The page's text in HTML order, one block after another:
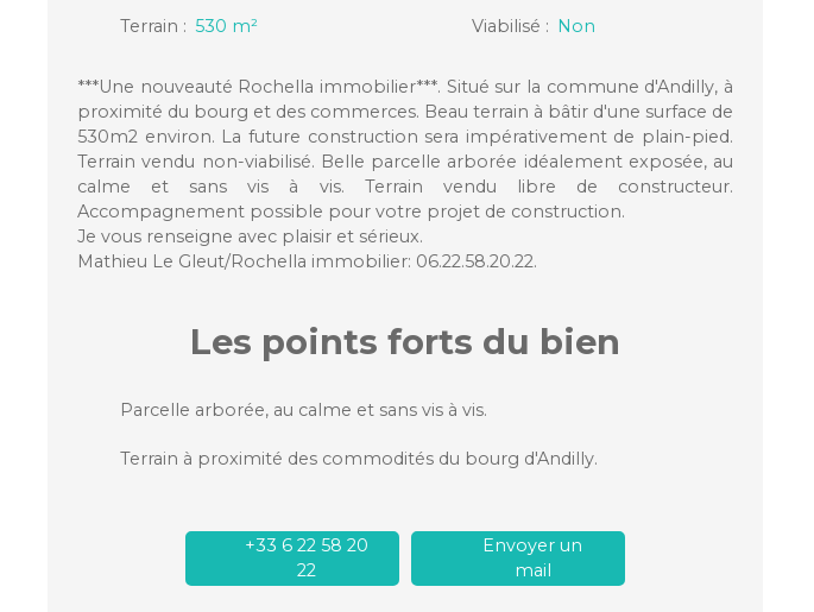
Terrain : 530 m² Viabilisé : Non
***Une nouveauté Rochella immobilier***. Situé sur la commune d'Andilly, à
proximité du bourg et des commerces. Beau terrain à bâtir d'une surface de
530m2 environ. La future construction sera impérativement de plain-pied.
Terrain vendu non-viabilisé. Belle parcelle arborée idéalement exposée, au
calme et sans vis à vis. Terrain vendu libre de constructeur.
Accompagnement possible pour votre projet de construction.
Je vous renseigne avec plaisir et sérieux.
Mathieu Le Gleut/Rochella immobilier: 06.22.58.20.22.
Les points forts du bien
Parcelle arborée, au calme et sans vis à vis.
Terrain à proximité des commodités du bourg d'Andilly.
+33 6 22 58 20
22
Envoyer un
mail